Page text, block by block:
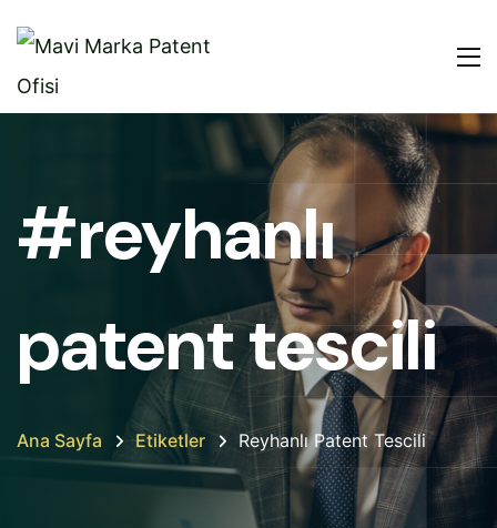
#reyhanlı
patent tescili
Ana Sayfa Etiketler Reyhanlı Patent Tescili